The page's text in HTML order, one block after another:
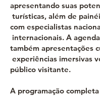
apresentando suas
turísticas, além de
com especialistas
internacionais. A
também apresentações
experiências imersivas
público visitante.
A programação